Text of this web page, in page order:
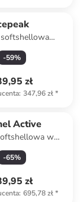
w kolorze
granatowym
-59%
zł
: 347,96 zł*
Active
w
czarnym
-65%
zł
: 695,78 zł*